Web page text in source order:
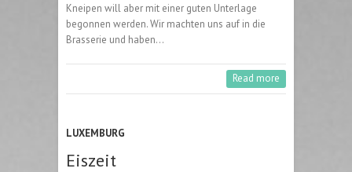
Kneipen will aber mit einer guten Unterlage
begonnen werden. Wir machten uns auf in die
Brasserie und haben…
Read more
LUXEMBURG
Eiszeit